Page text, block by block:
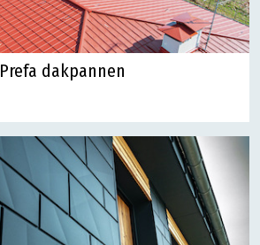
Prefa dakpannen